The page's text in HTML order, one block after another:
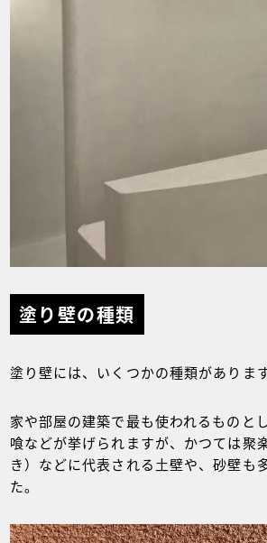
塗り壁の種類
塗り壁には、いくつかの種類があります
家や部屋の建築で最も使われるものと
喰などが挙げられますが、かつては聚
き）などに代表される土壁や、砂壁も
た。